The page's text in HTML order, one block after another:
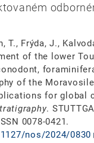
T., Frýda, J.,
of the lower
of the
for global
.
0078-0421.
nos/2024/0830